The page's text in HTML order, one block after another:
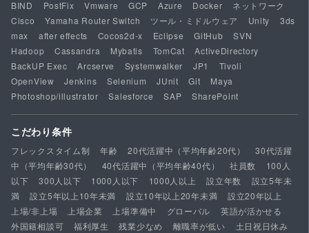
BIND
PostFix Vmware GCP Azure Docker
ネットワーク
Cisco
Yamaha Router Switch ツール・ミドルウェア Unity
3ds
max
after effects Cocos2d-x Eclipse GitHub
SVN
Hadoop
Cassandra Mybatis TomCat
ActiveDirectory
BackUP Exec
Arcserve Systemwalker JP1
Tivoli
OpenView
Jenkins Selenium JUnit Git
Maya
Photoshop/illustrator
Salesforce SAP SharePoint
こだわり条件
フレックスタイム制 年齢 20代活躍中（平均年齢20代）
30代活躍
中（平均年齢30代）
40代活躍中（平均年齢40代） 社員数
100人
以下
300人以下 1000人以下 1000人以上 設立年数
設立5年未
満
設立5年以上10年未満 設立10年以上20年未満
設立20年以上
上場/非上場
上場企業 上場準備中 グローバル
英語が活かせる
外国籍相談可
福利厚生 残業少なめ 離職率が低い 土日祝日休み